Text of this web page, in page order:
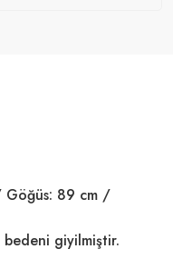
89 cm /
giyilmiştir.